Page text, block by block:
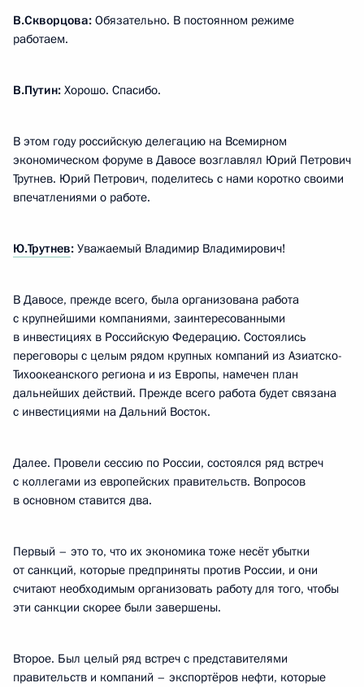
В.Скворцова: Обязательно. В постоянном режиме
работаем.
В.Путин: Хорошо. Спасибо.
В этом году российскую делегацию на Всемирном
экономическом форуме в Давосе возглавлял Юрий Петрович
Трутнев. Юрий Петрович, поделитесь с нами коротко своими
впечатлениями о работе.
Ю.Трутнев: Уважаемый Владимир Владимирович!
В Давосе, прежде всего, была организована работа
с крупнейшими компаниями, заинтересованными
в инвестициях в Российскую Федерацию. Состоялись
переговоры с целым рядом крупных компаний из Азиатско-
Тихоокеанского региона и из Европы, намечен план
дальнейших действий. Прежде всего работа будет связана
с инвестициями на Дальний Восток.
Далее. Провели сессию по России, состоялся ряд встреч
с коллегами из европейских правительств. Вопросов
в основном ставится два.
Первый – это то, что их экономика тоже несёт убытки
от санкций, которые предприняты против России, и они
считают необходимым организовать работу для того, чтобы
эти санкции скорее были завершены.
Второе. Был целый ряд встреч с представителями
правительств и компаний – экспортёров нефти, которые